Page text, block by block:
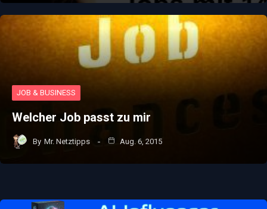
JOB & BUSINESS
Welcher Job passt zu mir
By Mr. Netztipps Aug. 6, 2015